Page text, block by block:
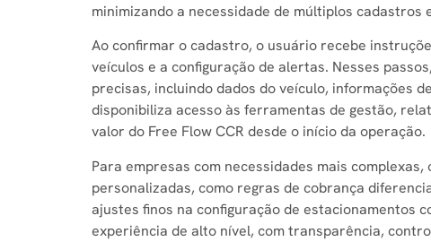
minimizando a necessidade de múltiplos cadastros
Ao confirmar o cadastro, o usuário recebe
veículos e a configuração de alertas. Nesses
precisas, incluindo dados do veículo, informações
disponibiliza acesso às ferramentas de gestão,
valor do Free Flow CCR desde o início da operação.
Para empresas com necessidades mais
personalizadas, como regras de cobrança
ajustes finos na configuração de estacionamentos
experiência de alto nível, com transparência,